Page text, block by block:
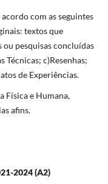
com as seguintes
textos que
pesquisas concluídas
c)Resenhas;
de Experiências.
Física e Humana,
afins.
2024 (A2)